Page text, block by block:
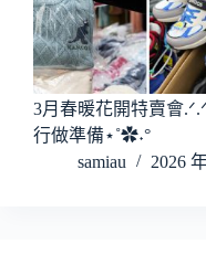
3月春暖花開特賣會
行做準備⋆˚✿˖°
samiau
2026